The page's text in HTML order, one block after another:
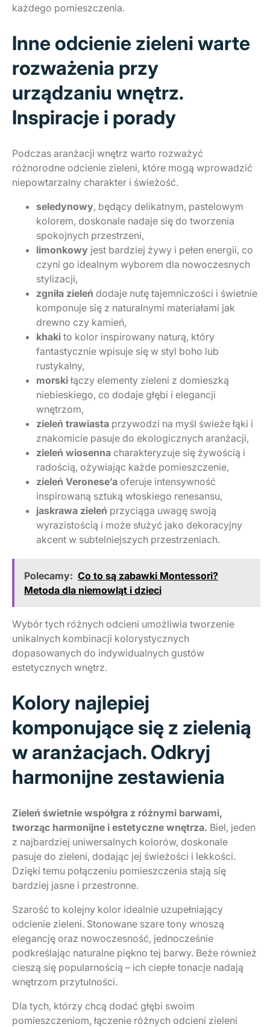
każdego pomieszczenia.
Inne odcienie zieleni warte
rozważenia przy
urządzaniu wnętrz.
Inspiracje i porady
Podczas aranżacji wnętrz warto rozważyć
różnorodne odcienie zieleni, które mogą wprowadzić
niepowtarzalny charakter i świeżość.
seledynowy, będący delikatnym, pastelowym
kolorem, doskonale nadaje się do tworzenia
spokojnych przestrzeni,
limonkowy jest bardziej żywy i pełen energii, co
czyni go idealnym wyborem dla nowoczesnych
stylizacji,
zgniła zieleń dodaje nutę tajemniczości i świetnie
komponuje się z naturalnymi materiałami jak
drewno czy kamień,
khaki to kolor inspirowany naturą, który
fantastycznie wpisuje się w styl boho lub
rustykalny,
morski łączy elementy zieleni z domieszką
niebieskiego, co dodaje głębi i elegancji
wnętrzom,
zieleń trawiasta przywodzi na myśl świeże łąki i
znakomicie pasuje do ekologicznych aranżacji,
zieleń wiosenna charakteryzuje się żywością i
radością, ożywiając każde pomieszczenie,
zieleń Veronese’a oferuje intensywność
inspirowaną sztuką włoskiego renesansu,
jaskrawa zieleń przyciąga uwagę swoją
wyrazistością i może służyć jako dekoracyjny
akcent w subtelniejszych przestrzeniach.
Polecamy: Co to są zabawki Montessori?
Metoda dla niemowląt i dzieci
Wybór tych różnych odcieni umożliwia tworzenie
unikalnych kombinacji kolorystycznych
dopasowanych do indywidualnych gustów
estetycznych wnętrz.
Kolory najlepiej
komponujące się z zielenią
w aranżacjach. Odkryj
harmonijne zestawienia
Zieleń świetnie współgra z różnymi barwami,
tworząc harmonijne i estetyczne wnętrza. Biel, jeden
z najbardziej uniwersalnych kolorów, doskonale
pasuje do zieleni, dodając jej świeżości i lekkości.
Dzięki temu połączeniu pomieszczenia stają się
bardziej jasne i przestronne.
Szarość to kolejny kolor idealnie uzupełniający
odcienie zieleni. Stonowane szare tony wnoszą
elegancję oraz nowoczesność, jednocześnie
podkreślając naturalne piękno tej barwy. Beże również
cieszą się popularnością – ich ciepłe tonacje nadają
wnętrzom przytulności.
Dla tych, którzy chcą dodać głębi swoim
pomieszczeniom, łączenie różnych odcieni zieleni